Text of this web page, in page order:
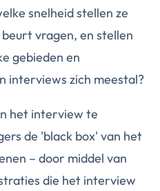
snelheid stellen ze
vragen, en stellen
gebieden en
interviews zich meestal?
het interview te
de 'black box' van het
– door middel van
die het interview